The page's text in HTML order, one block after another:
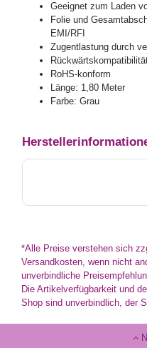
Geeignet zum Laden
Folie und
EMI/RFI
Zugentlastung durch
RoHS-konform
Länge: 1,80 Meter
Farbe: Grau
*Alle Preise verstehen sich
Versandkosten, wenn nicht
unverbindliche
Die Artikelverfügbarkeit und
Shop sind unverbindlich, der